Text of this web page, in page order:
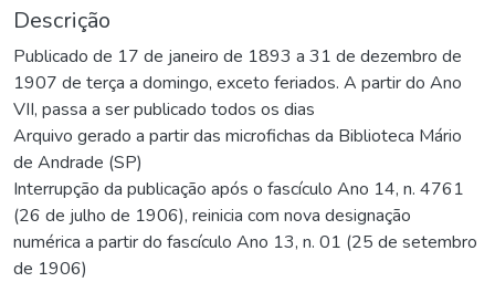
Descrição
Publicado de 17 de janeiro de 1893 a 31 de dezembro de
1907 de terça a domingo, exceto feriados. A partir do Ano
VII, passa a ser publicado todos os dias
Arquivo gerado a partir das microfichas da Biblioteca Mário
de Andrade (SP)
Interrupção da publicação após o fascículo Ano 14, n. 4761
(26 de julho de 1906), reinicia com nova designação
numérica a partir do fascículo Ano 13, n. 01 (25 de setembro
de 1906)